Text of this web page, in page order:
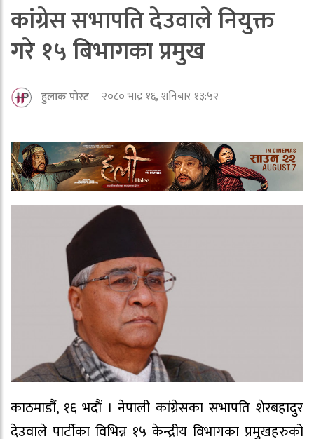
कांग्रेस सभापति देउवाले नियुक्त
गरे १५ बिभागका प्रमुख
हुलाक पोस्ट २०८० भाद्र १६, शनिबार १३:५२
काठमाडौं, १६ भदौं । नेपाली कांग्रेसका सभापति शेरबहादुर
देउवाले पार्टीका विभिन्न १५ केन्द्रीय विभागका प्रमुखहरुको